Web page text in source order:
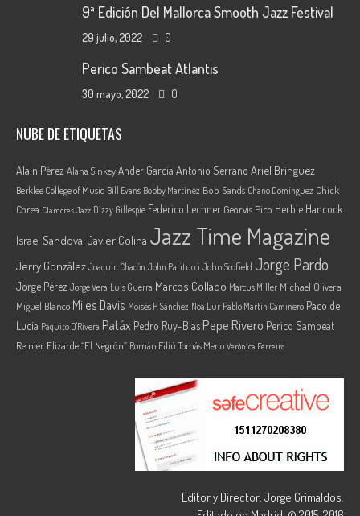
9ª Edición Del Mallorca Smooth Jazz Festival
29 julio, 2022 0
Perico Sambeat Atlantis
30 mayo, 2022 0
NUBE DE ETIQUETAS
Alain Pérez Alana SinkeyAnder García Antonio Serrano Ariel Brínguez
Berklee College of Music Bill Evans Bobby Martínez Bob Sands Chano Domínguez Chick
Corea Clamores Jazz Dizzy Gillespie Federico Lechner Georvis Pico Herbie Hancock
Israel Sandoval Javier Colina Jazz Time Magazine
Jerry González Joaquin Chacón John Patitucci John Scofield Jorge Pardo
Jorge Pérez Jorge Vera Luis Guerra Marcos Collado Marcus Miller Michael Olivera
Miguel Blanco Miles Davis Moisés P. Sánchez Noa Lur Pablo Martín Caminero Paco de
Lucía Paquito D'Rivera Patáx Pedro Ruy-Blas Pepe Rivero Perico Sambeat
Reinier Elizarde “El Negrón” Román Filiú Tomás Merlo Verónica Ferreiro
Editor y Director: Jorge Grimaldos.